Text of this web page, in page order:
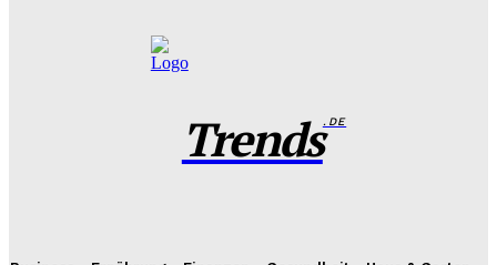
Trends.DE